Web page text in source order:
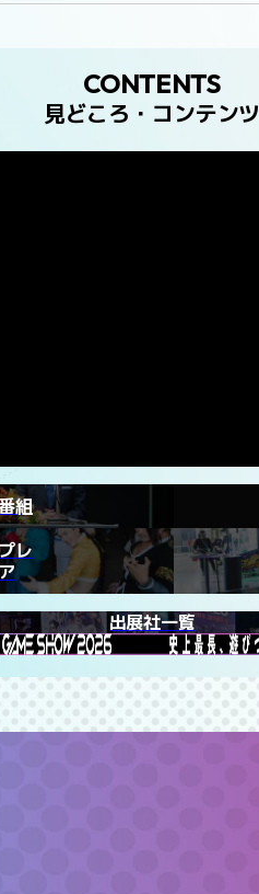
CONTENTS
見どころ・コンテンツ
組
レ
出展社一覧